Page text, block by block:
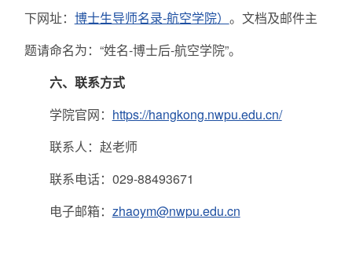
下网址： 博士生导师名录-航空学院） 。文档及邮件主
题请命名为：“姓名-博士后-航空学院”。
六、联系方式
学院官网： https://hangkong.nwpu.edu.cn/
联系人：赵老师
联系电话：029-88493671
电子邮箱： zhaoym@nwpu.edu.cn